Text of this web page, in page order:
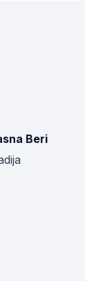
Beri